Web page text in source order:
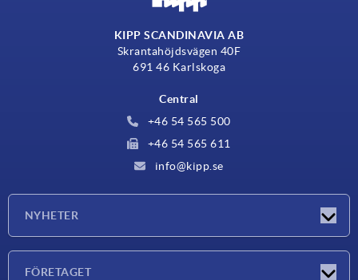
KIPP SCANDINAVIA AB
Skrantahöjdsvägen 40F
691 46 Karlskoga
Central
+46 54 565 500
+46 54 565 611
info@kipp.se
NYHETER
FÖRETAGET